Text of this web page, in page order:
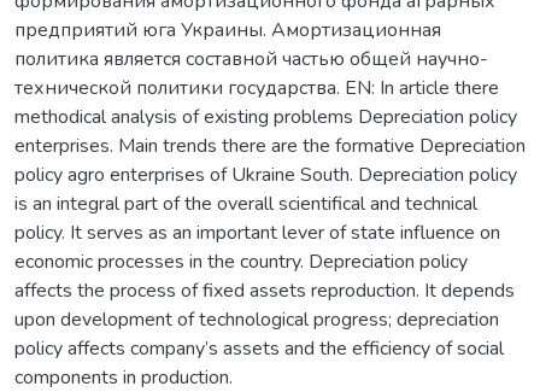
предприятий юга Украины. Амортизационная
политика является составной частью общей научно-
технической политики государства. EN: In article there
methodical analysis of existing problems Depreciation policy
enterprises. Main trends there are the formative Depreciation
policy agro enterprises of Ukraine South. Depreciation policy
is an integral part of the overall scientifical and technical
policy. It serves as an important lever of state influence on
economic processes in the country. Depreciation policy
affects the process of fixed assets reproduction. It depends
upon development of technological progress; depreciation
policy affects company’s assets and the efficiency of social
components in production.